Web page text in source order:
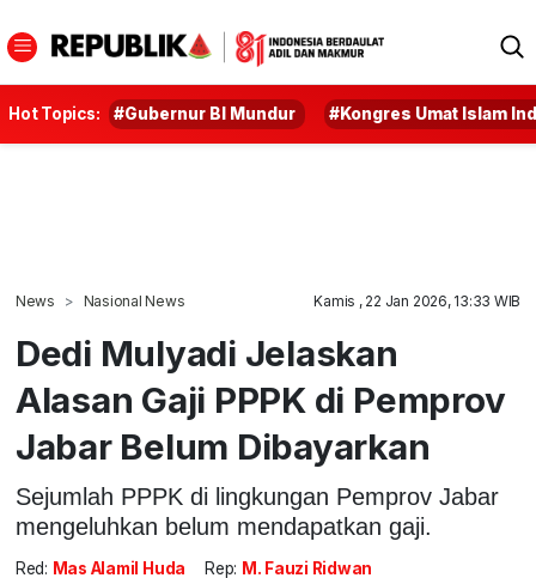
Hot Topics: #Gubernur BI Mundur #Kongres Umat Islam
News Nasional News Kamis , 22 Jan 2026, 13:33 WIB
Dedi Mulyadi Jelaskan
Alasan Gaji PPPK di Pemprov
Jabar Belum Dibayarkan
Sejumlah PPPK di lingkungan Pemprov Jabar
mengeluhkan belum mendapatkan gaji.
Red: Mas Alamil Huda Rep: M. Fauzi Ridwan